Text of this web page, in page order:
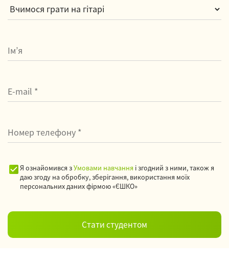
Я ознайомився зУмовами навчання і згодний з ними, також я
даю згоду на обробку, зберігання, використання моїх
персональних даних фірмою «ЄШКО»